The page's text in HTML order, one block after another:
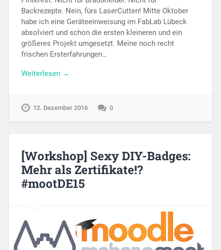
Backrezepte. Nein, fürs LaserCutten! Mitte Oktober
habe ich eine Geräteeinweisung im FabLab Lübeck
absolviert und schon die ersten kleineren und ein
größeres Projekt umgesetzt. Meine noch recht
frischen Ersterfahrungen…
Weiterlesen →
12. Dezember 2016 0
[Workshop] Sexy DIY-Badges:
Mehr als Zertifikate!?
#mootDE15